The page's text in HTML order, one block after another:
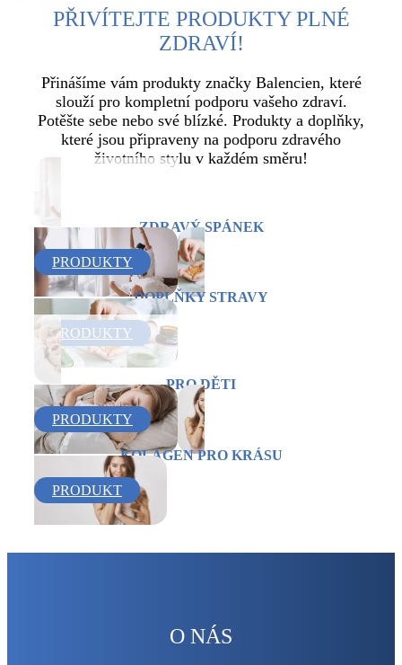
PŘIVÍTEJTE PRODUKTY PLNÉ
ZDRAVÍ!
Přinášíme vám produkty značky Balencien, které
slouží pro kompletní podporu vašeho zdraví.
Potěšte sebe nebo své blízké. Produkty a doplňky,
které jsou připraveny na podporu zdravého
životního stylu v každém směru!
ZDRAVÝ SPÁNEK
PRODUKTY
DOPLŇKY STRAVY
PRODUKTY
PRO DĚTI
PRODUKTY
KOLAGEN PRO KRÁSU
PRODUKT
O NÁS